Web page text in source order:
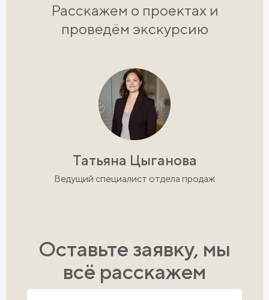
Расскажем о проектах и
проведём экскурсию
Татьяна Цыганова
Ведущий специалист отдела продаж
Оставьте заявку, мы
всё расскажем